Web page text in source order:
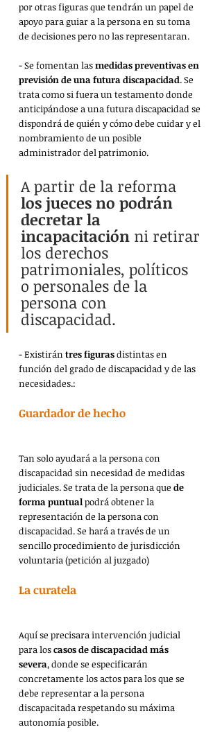
por otras figuras que tendrán un papel de
apoyo para guiar a la persona en su toma
de decisiones pero no las representaran.
- Se fomentan las medidas preventivas en
previsión de una futura discapacidad. Se
trata como si fuera un testamento donde
anticipándose a una futura discapacidad se
dispondrá de quién y cómo debe cuidar y el
nombramiento de un posible
administrador del patrimonio.
A partir de la reforma
los jueces no podrán
decretar la
incapacitación ni retirar
los derechos
patrimoniales, políticos
o personales de la
persona con
discapacidad.
- Existirán tres figuras distintas en
función del grado de discapacidad y de las
necesidades.:
Guardador de hecho
Tan solo ayudará a la persona con
discapacidad sin necesidad de medidas
judiciales. Se trata de la persona que de
forma puntual podrá obtener la
representación de la persona con
discapacidad. Se hará a través de un
sencillo procedimiento de jurisdicción
voluntaria (petición al juzgado)
La curatela
Aquí se precisara intervención judicial
para los casos de discapacidad más
severa, donde se especificarán
concretamente los actos para los que se
debe representar a la persona
discapacitada respetando su máxima
autonomía posible.